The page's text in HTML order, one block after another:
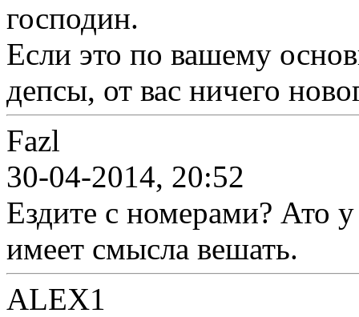
господин.
Если это по вашему
депсы, от вас ничего
Fazl
30-04-2014, 20:52
Ездите с номерами? Ато
имеет смысла вешать.
ALEX1